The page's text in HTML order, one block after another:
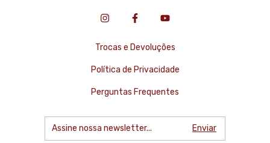
Trocas e Devoluções
Política de Privacidade
Perguntas Frequentes